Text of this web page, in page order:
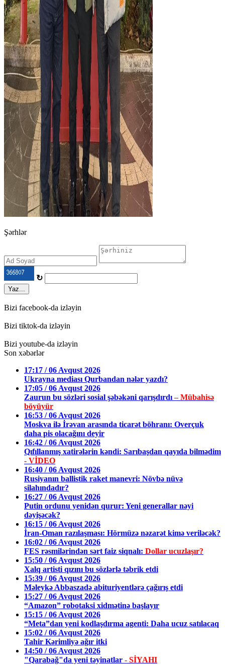
Şərhlər
↻
Yaz...
Bizi facebook-da izləyin
Bizi tiktok-da izləyin
Bizi youtube-da izləyin
Son xəbərlər
17:17 / 06 Avqust 2026
Ukrayna mediası Qurbandan nələr yazdı?
17:05 / 06 Avqust 2026
Zaurun bu sözləri sosial şəbəkəni qarışdırdı– Mübahisə
böyüyür
16:53 / 06 Avqust 2026
Moskva ilə İrəvan arasında ticarət böhranı: Overçuk
daha pis olacağını deyir
16:42 / 06 Avqust 2026
Qıfıllanmış xatirələrin kəndi: Sarıbaşdan qayıda bilmədim
- VİDEO
16:40 / 06 Avqust 2026
Rusiyanın ballistik raket manevri: Növbə nüvə
silahındadır?
16:27 / 06 Avqust 2026
Putin ordunu yenidən qurur: Yeni generallar nəyi
dəyişəcək?
16:15 / 06 Avqust 2026
İran-Oman razılaşması: Hörmüzə nəzarət kimə veriləcək?
16:02 / 06 Avqust 2026
FES rəsmilərindən sərt faiz siqnalı: Dollar ucuzlaşır?
15:50 / 06 Avqust 2026
Xalq artisti qızını bu sözlərlə təbrik etdi
15:39 / 06 Avqust 2026
Məleykə Abbaszadə abituriyentlərə çağırış etdi
15:27 / 06 Avqust 2026
“Amazon” robotaksi xidmətinə başlayır
15:15 / 06 Avqust 2026
“Meta”dan yeni kodlaşdırma agenti: Daha ucuz satılacaq
15:02 / 06 Avqust 2026
Tahir Kərimliyə ağır itki
14:50 / 06 Avqust 2026
"Qarabağ"da yeni təyinatlar - SİYAHI